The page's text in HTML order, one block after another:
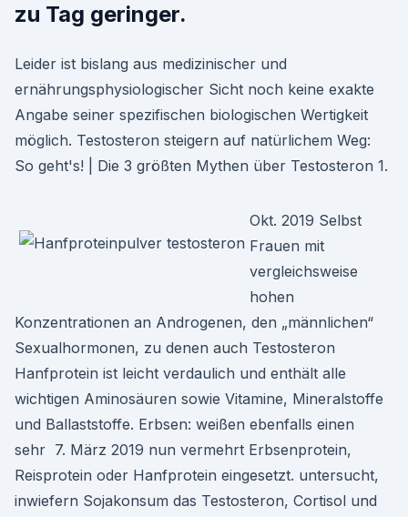
zu Tag geringer.
Leider ist bislang aus medizinischer und
ernährungsphysiologischer Sicht noch keine exakte
Angabe seiner spezifischen biologischen Wertigkeit
möglich. Testosteron steigern auf natürlichem Weg:
So geht's! | Die 3 größten Mythen über Testosteron 1.
Okt. 2019 Selbst
Frauen mit
vergleichsweise
hohen
Konzentrationen an Androgenen, den „männlichen“
Sexualhormonen, zu denen auch Testosteron
Hanfprotein ist leicht verdaulich und enthält alle
wichtigen Aminosäuren sowie Vitamine, Mineralstoffe
und Ballaststoffe. Erbsen: weißen ebenfalls einen
sehr 7. März 2019 nun vermehrt Erbsenprotein,
Reisprotein oder Hanfprotein eingesetzt. untersucht,
inwiefern Sojakonsum das Testosteron, Cortisol und